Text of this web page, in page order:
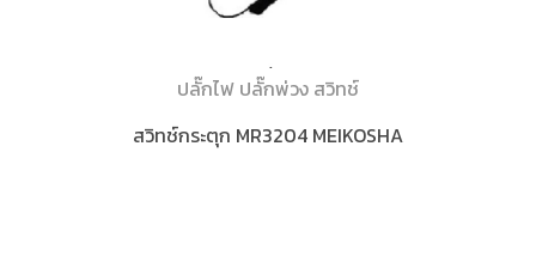
ปลั๊กไฟ ปลั๊กพ่วง สวิทช์
สวิทช์กระตุก MR3204 MEIKOSHA